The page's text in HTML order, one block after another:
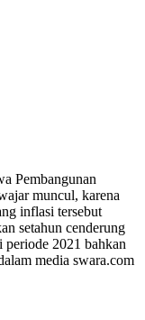
Pembangunan
muncul, karena
inflasi tersebut
setahun cenderung
periode 2021 bahkan
media swara.com